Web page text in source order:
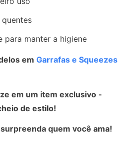
para manter a higiene
em Garrafas e Squeezes
em um item exclusivo -
de estilo!
quem você ama!